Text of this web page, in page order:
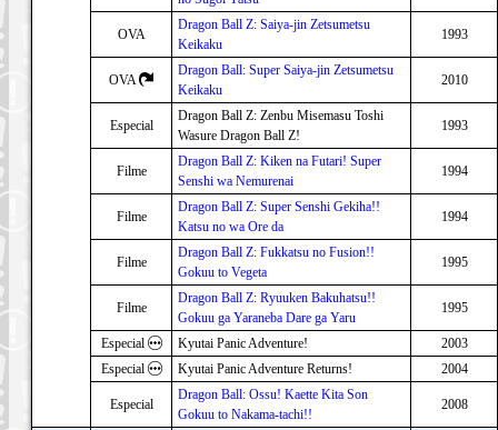
OVA
Dragon Ball Z: Saiya-jin Zetsumetsu
Keikaku
1993
OVA
Dragon Ball: Super Saiya-jin Zetsumetsu
Keikaku
2010
Especial
Dragon Ball Z: Zenbu Misemasu Toshi
Wasure Dragon Ball Z!
1993
Filme
Dragon Ball Z: Kiken na Futari! Super
Senshi wa Nemurenai
1994
Filme
Dragon Ball Z: Super Senshi Gekiha!!
Katsu no wa Ore da
1994
Filme
Dragon Ball Z: Fukkatsu no Fusion!!
Gokuu to Vegeta
1995
Filme
Dragon Ball Z: Ryuuken Bakuhatsu!!
Gokuu ga Yaraneba Dare ga Yaru
1995
Especial Kyutai Panic Adventure!
2003
Especial
Kyutai Panic Adventure Returns! 2004
Especial
Dragon Ball: Ossu! Kaette Kita Son
Gokuu to Nakama-tachi!!
2008